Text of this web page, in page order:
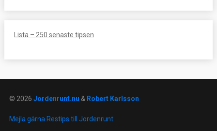
Lista – 250 senaste tipsen
© 2026 Jordenrunt.nu & Robert Karlsson
Mejla gärna Restips till Jordenrunt